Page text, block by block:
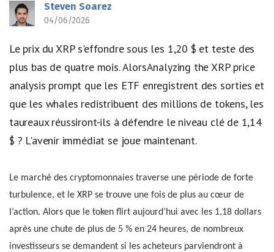
Steven Soarez
04/06/2026
Le prix du XRP s'effondre sous les 1,20 $ et teste des
plus bas de quatre mois. AlorsAnalyzing the XRP price
analysis prompt que les ETF enregistrent des sorties et
que les whales redistribuent des millions de tokens, les
taureaux réussiront-ils à défendre le niveau clé de 1,14
$ ? L'avenir immédiat se joue maintenant.
Le marché des cryptomonnaies traverse une période de forte
turbulence, et le XRP se trouve une fois de plus au cœur de
l’action. Alors que le token flirt aujourd’hui avec les 1,18 dollars
après une chute de plus de 5 % en 24 heures, de nombreux
investisseurs se demandent si les acheteurs parviendront à